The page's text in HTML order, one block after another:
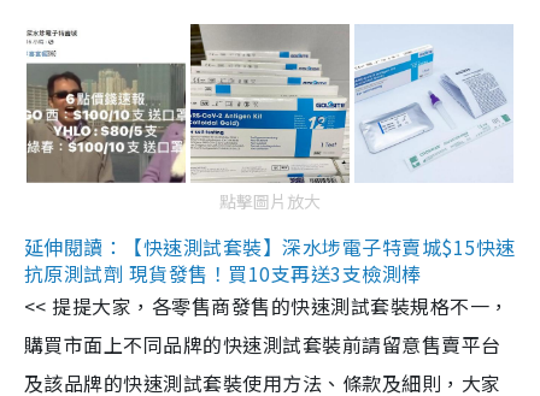
點擊圖片放大
延伸閱讀：【快速測試套裝】深水埗電子特賣城$15快速
抗原測試劑 現貨發售！買10支再送3支檢測棒
<< 提提大家，各零售商發售的快速測試套裝規格不一，
購買市面上不同品牌的快速測試套裝前請留意售賣平台
及該品牌的快速測試套裝使用方法、條款及細則，大家